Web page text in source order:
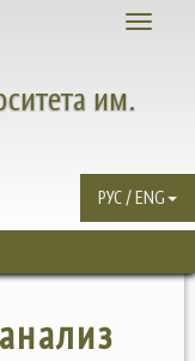
Toggle
им.
РУС / ENG